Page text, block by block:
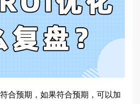
合预期，如果符合预期，可以加